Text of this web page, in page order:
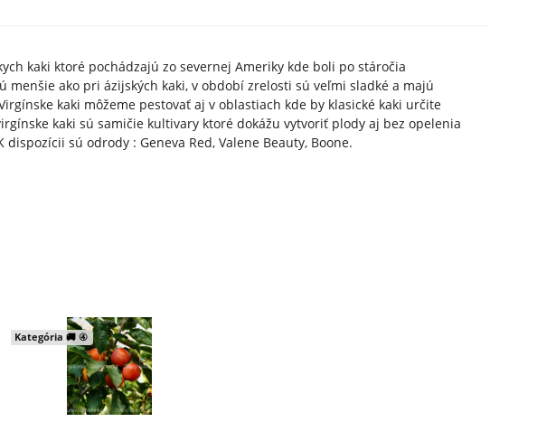
kaki ktoré pochádzajú zo severnej Ameriky kde boli po stáročia
ako pri ázijských kaki, v období zrelosti sú veľmi sladké a majú
kaki môžeme pestovať aj v oblastiach kde by klasické kaki určite
kaki sú samičie kultivary ktoré dokážu vytvoriť plody aj bez opelenia
sú odrody : Geneva Red, Valene Beauty, Boone.
Kategória 🚚 ④